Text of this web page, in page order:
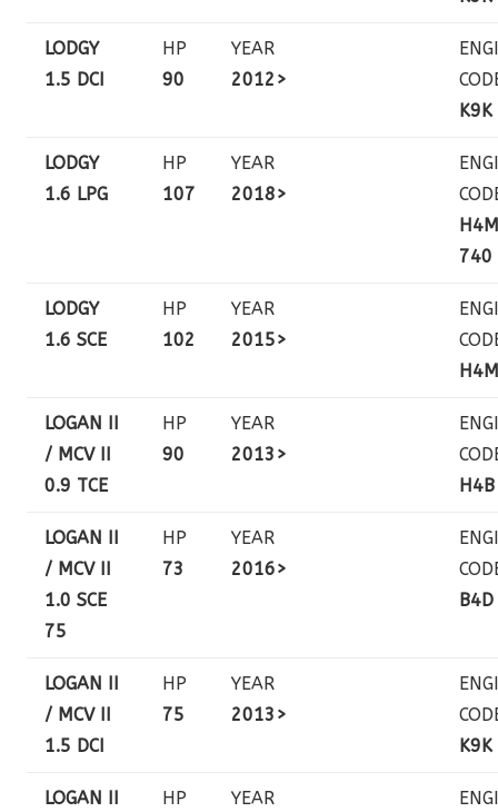
LODGY
1.5 DCI
HP
90
YEAR
2012>
K9K
LODGY
1.6 LPG
HP
107
YEAR
2018>
H4M
740
LODGY
1.6 SCE
HP
102
YEAR
2015>
H4M
LOGAN II
/ MCV II
0.9 TCE
HP
90
YEAR
2013>
H4B
LOGAN II
/ MCV II
1.0 SCE
75
HP
73
YEAR
2016>
LOGAN II
/ MCV II
1.5 DCI
HP
75
YEAR
2013>
K9K
LOGAN II
HP
YEAR